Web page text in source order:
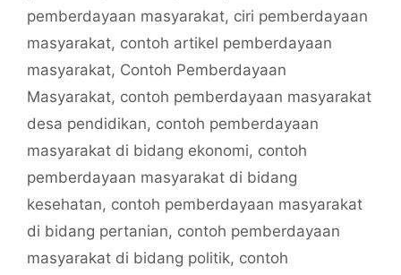
pemberdayaan masyarakat, ciri pemberdayaan
masyarakat, contoh artikel pemberdayaan
masyarakat, Contoh Pemberdayaan
Masyarakat, contoh pemberdayaan masyarakat
desa pendidikan, contoh pemberdayaan
masyarakat di bidang ekonomi, contoh
pemberdayaan masyarakat di bidang
kesehatan, contoh pemberdayaan masyarakat
di bidang pertanian, contoh pemberdayaan
masyarakat di bidang politik, contoh